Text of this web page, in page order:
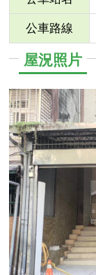
公車路線
屋況照片